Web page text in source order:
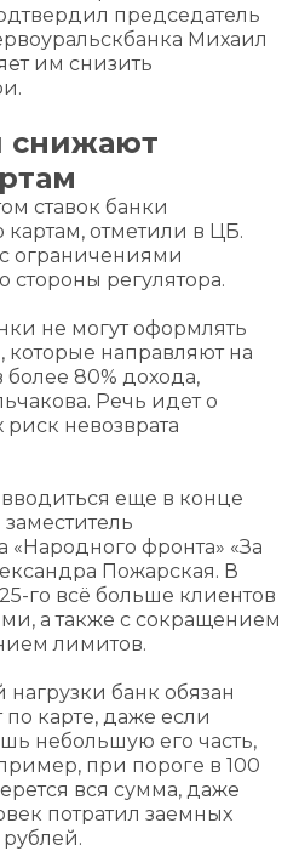
председатель
Михаил
им снизить
снижают
ставок банки
отметили в ЦБ.
ограничениями
стороны регулятора.
не могут оформлять
направляют на
80% дохода,
Речь идет о
риск невозврата
еще в конце
«Народного фронта» «За
Пожарская. В
го всё больше клиентов
а также с сокращением
лимитов.
банк обязан
карте, даже если
небольшую его часть,
при пороге в 100
вся сумма, даже
потратил заемных
рублей.